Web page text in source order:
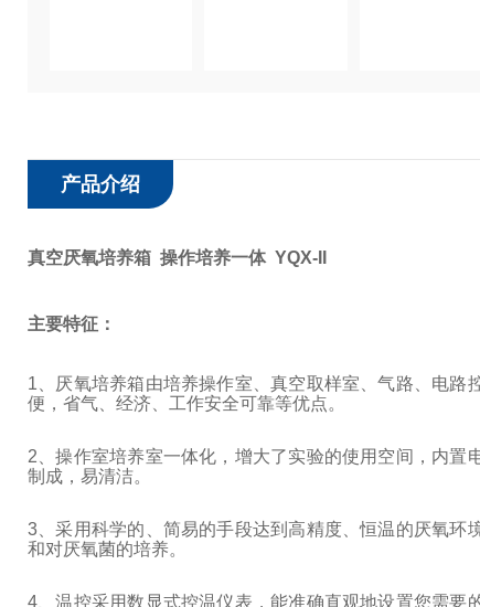
产品介绍
真空厌氧培养箱 操作培养一体 YQX-II
主要特征：
1 、厌氧培养箱由培养操作室、真空取样室、气路、电
便，省气、经济、工作安全可靠等优点。
2 、操作室培养室一体化，增大了实验的使用空间，内
制成，易清洁。
3 、采用科学的、简易的手段达到高精度、恒温的厌氧
和对厌氧菌的培养。
4 、温控采用数显式控温仪表，能准确直观地设置您需